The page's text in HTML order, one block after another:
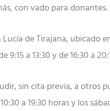
con vado para donantes.
de Tirajana, ubicado
9:15 a 13:30 y de 16:30 a
sin cita previa, a otros
a 19:30 horas y los